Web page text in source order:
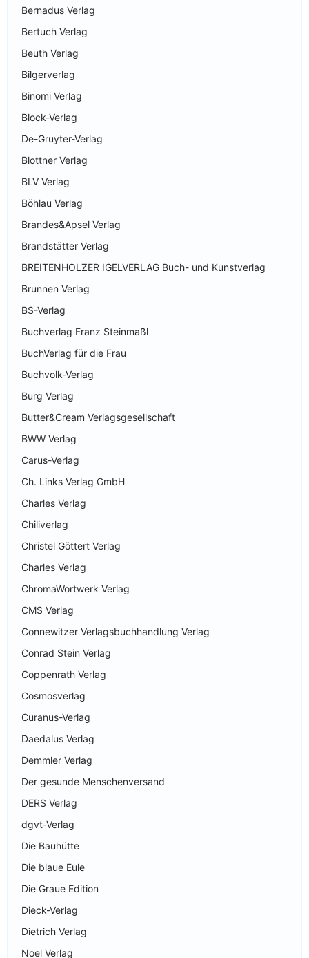
Bernadus Verlag
Bertuch Verlag
Beuth Verlag
Bilgerverlag
Binomi Verlag
Block-Verlag
De-Gruyter-Verlag
Blottner Verlag
BLV Verlag
Böhlau Verlag
Brandes&Apsel Verlag
Brandstätter Verlag
BREITENHOLZER IGELVERLAG Buch- und Kunstverlag
Brunnen Verlag
BS-Verlag
Buchverlag Franz Steinmaßl
BuchVerlag für die Frau
Buchvolk-Verlag
Burg Verlag
Butter&Cream Verlagsgesellschaft
BWW Verlag
Carus-Verlag
Ch. Links Verlag GmbH
Charles Verlag
Chiliverlag
Christel Göttert Verlag
Charles Verlag
ChromaWortwerk Verlag
CMS Verlag
Connewitzer Verlagsbuchhandlung Verlag
Conrad Stein Verlag
Coppenrath Verlag
Cosmosverlag
Curanus-Verlag
Daedalus Verlag
Demmler Verlag
Der gesunde Menschenversand
DERS Verlag
dgvt-Verlag
Die Bauhütte
Die blaue Eule
Die Graue Edition
Dieck-Verlag
Dietrich Verlag
Noel Verlag